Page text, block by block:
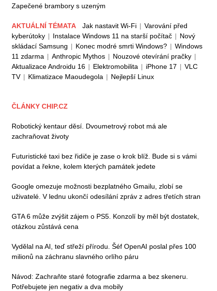
Zapečené brambory s uzeným
AKTUÁLNÍ TÉMATA Jak nastavit Wi-Fi | Varování před
kyberútoky | Instalace Windows 11 na starší počítač | Nový
skládací Samsung | Konec modré smrti Windows? | Windows
11 zdarma | Anthropic Mythos | Nouzové otevírání pračky |
Aktualizace Androidu 16 | Elektromobilita | iPhone 17 | VLC
TV | Klimatizace Maoudegola | Nejlepší Linux
ČLÁNKY CHIP.CZ
Robotický kentaur děsí. Dvoumetrový robot má ale
zachraňovat životy
Futuristické taxi bez řidiče je zase o krok blíž. Bude si s vámi
povídat a řekne, kolem kterých památek jedete
Google omezuje možnosti bezplatného Gmailu, zlobí se
uživatelé. V lednu ukončí odesílání zpráv z adres třetích stran
GTA 6 může zvýšit zájem o PS5. Konzolí by měl být dostatek,
otázkou zůstává cena
Vydělal na AI, teď střeží přírodu. Šéf OpenAI poslal přes 100
milionů na záchranu slavného orlího páru
Návod: Zachraňte staré fotografie zdarma a bez skeneru.
Potřebujete jen negativ a dva mobily